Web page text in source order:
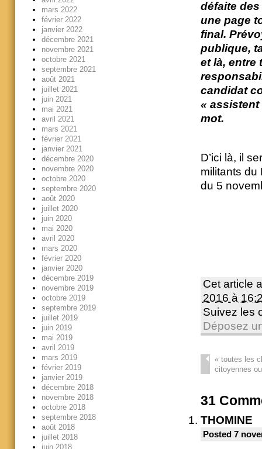
défaite
une page
final.
publique,
et là, entre
candidat
«
mot.
D’ici là, il
militants du
du 5
Cet article
2016 à
Suivez les
Déposez
«toutes les
citoyennes
31
THOMINE
Posted 7
mars 2022
février 2022
janvier 2022
décembre 2021
novembre 2021
octobre 2021
septembre 2021
août 2021
juillet 2021
juin 2021
mai 2021
avril 2021
mars 2021
février 2021
janvier 2021
décembre 2020
novembre 2020
octobre 2020
septembre 2020
août 2020
juillet 2020
juin 2020
mai 2020
avril 2020
mars 2020
février 2020
janvier 2020
décembre 2019
novembre 2019
octobre 2019
septembre 2019
juillet 2019
juin 2019
mai 2019
avril 2019
mars 2019
février 2019
janvier 2019
décembre 2018
novembre 2018
octobre 2018
septembre 2018
août 2018
juillet 2018
juin 2018